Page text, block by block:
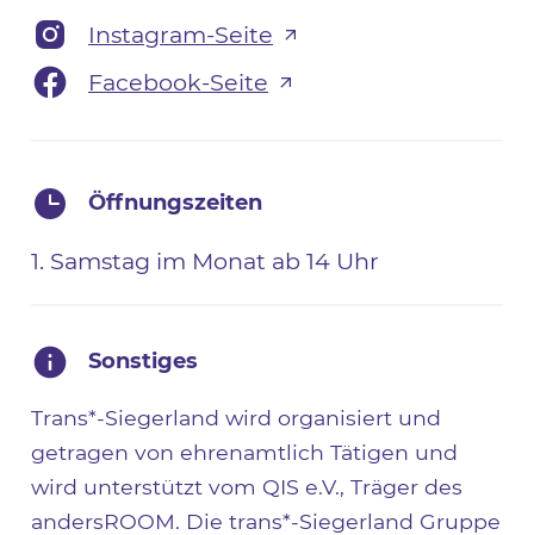
Instagram-Seite
Facebook-Seite
Öffnungszeiten
1. Samstag im Monat ab 14 Uhr
Sonstiges
Trans*-Siegerland wird organisiert und
getragen von ehrenamtlich Tätigen und
wird unterstützt vom QIS e.V., Träger des
andersROOM. Die trans*-Siegerland Gruppe